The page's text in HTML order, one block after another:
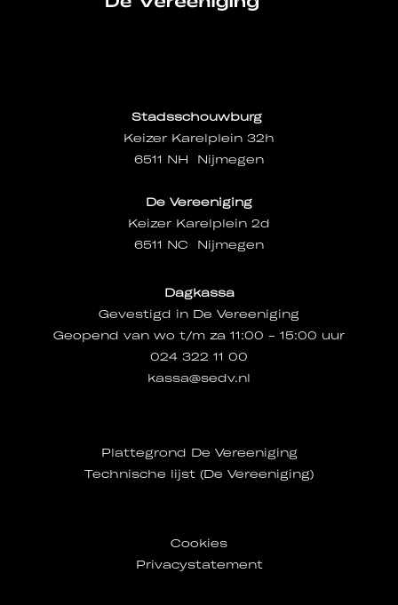
Stadsschouwburg
Keizer Karelplein 32h
6511 NH Nijmegen
De Vereeniging
Keizer Karelplein 2d
6511 NC Nijmegen
Dagkassa
Gevestigd in De Vereeniging
Geopend van wo t/m za 11:00 - 15:00 uur
024 322 11 00
kassa@sedv.nl
Plattegrond De Vereeniging
Technische lijst (De Vereeniging)
Cookies
Privacystatement